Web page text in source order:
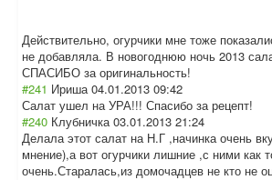
Действительно, огурчики мне тоже
не добавляла. В новогоднюю ночь 2013
СПАСИБО за оригинальность!
#241 Ириша 04.01.2013 09:42
Салат ушел на УРА!!! Спасибо за рецепт!
#240 Клубничка 03.01.2013 21:24
Делала этот салат на Н.Г ,начинка очень
мнение),а вот огурчики лишние ,с ними как
очень.Старалась,из домочадцев не кто не